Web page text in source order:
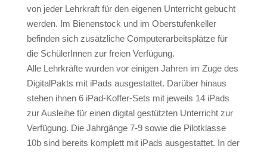
von jeder Lehrkraft für den eigenen Unterricht gebucht
werden. Im Bienenstock und im Oberstufenkeller
befinden sich zusätzliche Computerarbeitsplätze für
die SchülerInnen zur freien Verfügung.
Alle Lehrkräfte wurden vor einigen Jahren im Zuge des
DigitalPakts mit iPads ausgestattet. Darüber hinaus
stehen ihnen 6 iPad-Koffer-Sets mit jeweils 14 iPads
zur Ausleihe für einen digital gestützten Unterricht zur
Verfügung. Die Jahrgänge 7-9 sowie die Pilotklasse
10b sind bereits komplett mit iPads ausgestattet. In der